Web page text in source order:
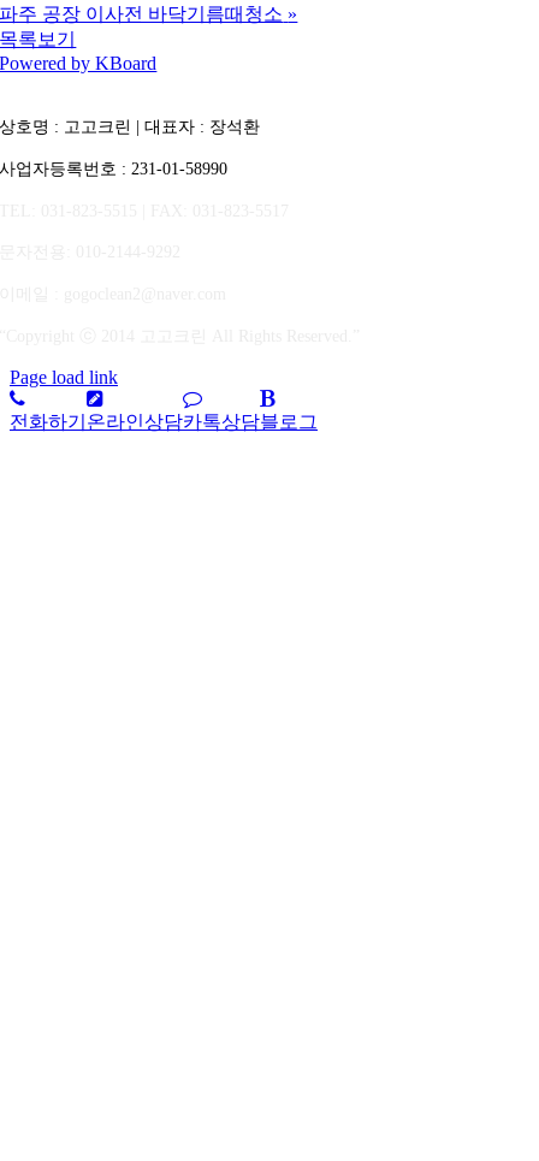
파주 공장 이사전 바닥기름때청소 »
목록보기
Powered by KBoard
상호명 : 고고크린 | 대표자 : 장석환
사업자등록번호 : 231-01-58990
Page load link
전화하기 온라인상담카톡상담블로그